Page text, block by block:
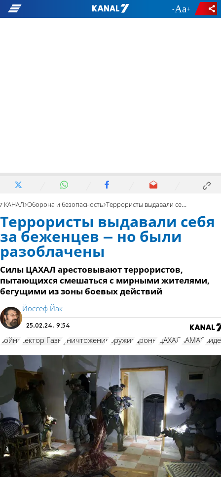
- +
7 КАНАЛ Оборона и безопасность Террористы выдавали себя за беженцев – но были разоблачены
Террористы выдавали себя
за беженцев – но были
разоблачены
Силы ЦАХАЛ арестовывают террористов,
пытающихся смешаться с мирными жителями,
бегущими из зоны боевых действий
Йоссеф Йак
25.02.24, 9:54
война сектор Газы уничтожение оружие дроны ЦАХАЛ ХАМАС